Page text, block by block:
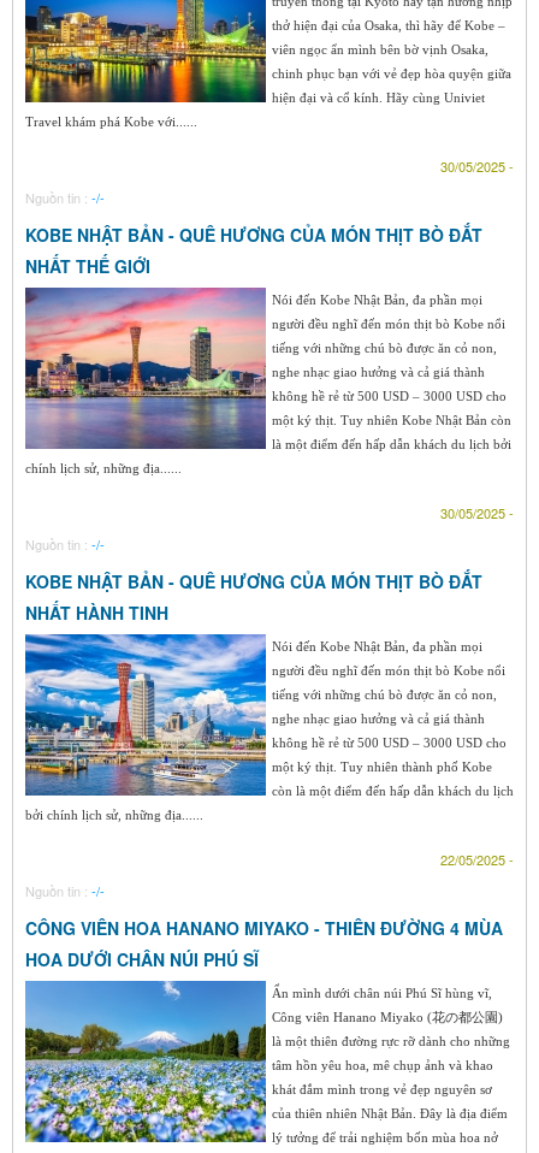
thở hiện đại của Osaka, thì hãy để Kobe –
viên ngọc ẩn mình bên bờ vịnh Osaka,
chinh phục bạn với vẻ đẹp hòa quyện giữa
hiện đại và cổ kính. Hãy cùng Univiet
Travel khám phá Kobe với......
30/05/2025 -
Nguồn tin : -/-
KOBE NHẬT BẢN - QUÊ HƯƠNG CỦA MÓN THỊT BÒ ĐẮT
NHẤT THẾ GIỚI
Nói đến Kobe Nhật Bản, đa phần mọi
người đều nghĩ đến món thịt bò Kobe nổi
tiếng với những chú bò được ăn cỏ non,
nghe nhạc giao hưởng và cả giá thành
không hề rẻ từ 500 USD – 3000 USD cho
một ký thịt. Tuy nhiên Kobe Nhật Bản còn
là một điểm đến hấp dẫn khách du lịch bởi
chính lịch sử, những địa......
30/05/2025 -
Nguồn tin : -/-
KOBE NHẬT BẢN - QUÊ HƯƠNG CỦA MÓN THỊT BÒ ĐẮT
NHẤT HÀNH TINH
Nói đến Kobe Nhật Bản, đa phần mọi
người đều nghĩ đến món thịt bò Kobe nổi
tiếng với những chú bò được ăn cỏ non,
nghe nhạc giao hưởng và cả giá thành
không hề rẻ từ 500 USD – 3000 USD cho
một ký thịt. Tuy nhiên thành phố Kobe
còn là một điểm đến hấp dẫn khách du lịch
bởi chính lịch sử, những địa......
22/05/2025 -
Nguồn tin : -/-
CÔNG VIÊN HOA HANANO MIYAKO - THIÊN ĐƯỜNG 4 MÙA
HOA DƯỚI CHÂN NÚI PHÚ SĨ
Ẩn mình dưới chân núi Phú Sĩ hùng vĩ,
Công viên Hanano Miyako (花の都公園)
là một thiên đường rực rỡ dành cho những
tâm hồn yêu hoa, mê chụp ảnh và khao
khát đắm mình trong vẻ đẹp nguyên sơ
của thiên nhiên Nhật Bản. Đây là địa điểm
lý tưởng để trải nghiệm bốn mùa hoa nở